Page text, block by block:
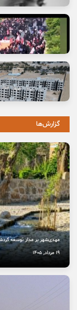
خانه ما «اتاق خبر» است
17 مرداد, 1405
13 مرداد, 1405
وعده خانه‌ای که برای
11 مرداد, 1405
گزارش‌ها
مهدی‌شهر بر مدار توسعه
19 مرداد, 1405